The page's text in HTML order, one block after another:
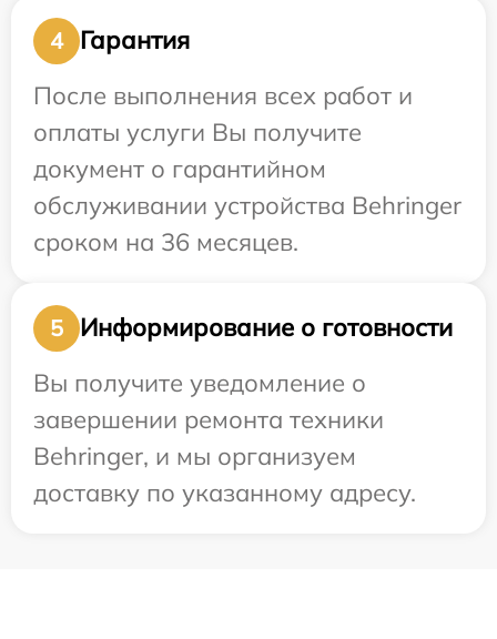
4
Гарантия
После выполнения всех работ и
оплаты услуги Вы получите
документ о гарантийном
обслуживании устройства Behringer
сроком на 36 месяцев.
5
Информирование о готовности
Вы получите уведомление о
завершении ремонта техники
Behringer, и мы организуем
доставку по указанному адресу.